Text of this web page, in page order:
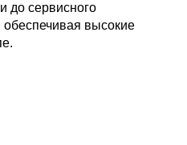
до сервисного
высокие